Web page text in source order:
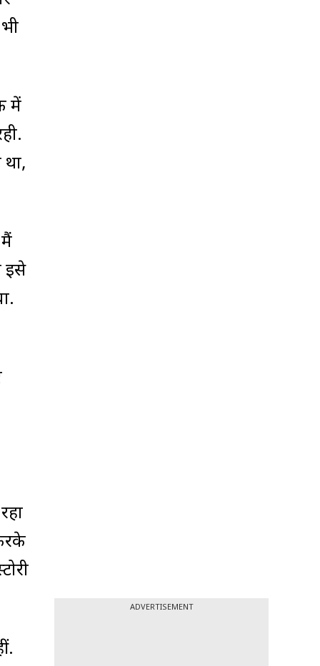
में
इसे
ADVERTISEMENT